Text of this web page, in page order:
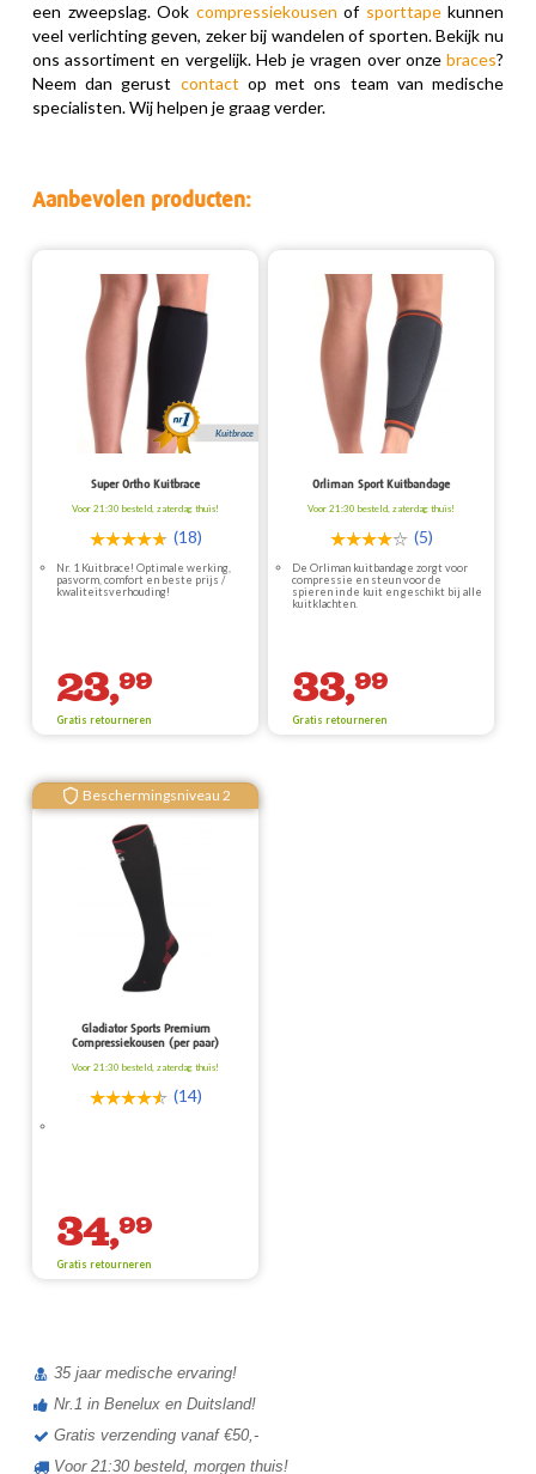
een zweepslag. Ook compressiekousen of sporttapekunnen
veel verlichting geven, zeker bij wandelen of sporten. Bekijk nu
ons assortiment en vergelijk. Heb je vragen over onze braces?
Neem dan gerust contact op met ons team van medische
specialisten. Wij helpen je graag verder.
Aanbevolen producten:
Kuitbrace
Super Ortho Kuitbrace
Voor 21:30 besteld, zaterdag thuis!
(18)
Nr. 1 Kuitbrace! Optimale werking,
pasvorm, comfort en beste prijs /
kwaliteitsverhouding!
23,99
Gratis retourneren
Orliman Sport Kuitbandage
Voor 21:30 besteld, zaterdag thuis!
(5)
De Orliman kuitbandage zorgt voor
compressie en steun voor de
spieren in de kuit en geschikt bij alle
kuitklachten.
33,99
Gratis retourneren
Beschermingsniveau 2
Gladiator Sports Premium
Compressiekousen (per paar)
Voor 21:30 besteld, zaterdag thuis!
(14)
34,99
Gratis retourneren
35 jaar medische ervaring!
Nr.1 in Benelux en Duitsland!
Gratis verzending vanaf €50,-
Voor 21:30 besteld, morgen thuis!